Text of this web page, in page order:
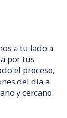
a tu lado a
por tus
el proceso,
del día a
y cercano.